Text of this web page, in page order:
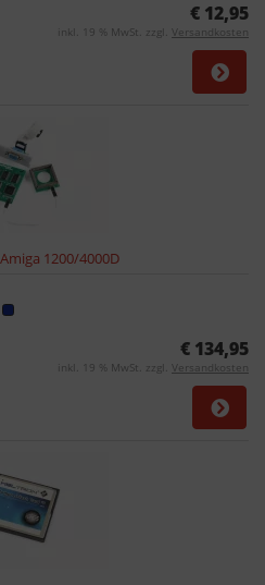
€ 12,95
inkl. 19 % MwSt. zzgl. Versandkosten
1200/4000D
€ 134,95
inkl. 19 % MwSt. zzgl. Versandkosten